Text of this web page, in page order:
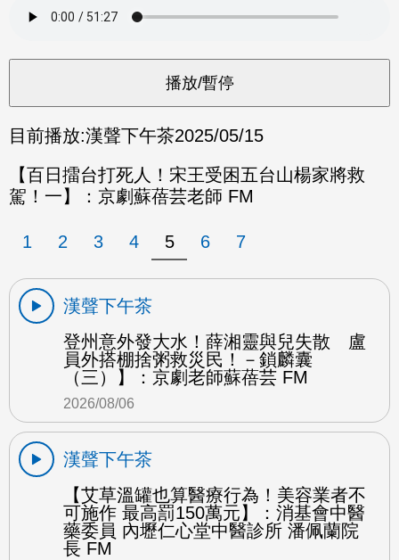
目前播放:漢聲下午茶2025/05/15
【百日擂台打死人！宋王受困五台山楊家將救
駕！一】：京劇蘇蓓芸老師 FM
1 2 3 4 5 6 7
漢聲下午茶
登州意外發大水！薛湘靈與兒失散 盧
員外搭棚捨粥救災民！－鎖麟囊
（三）】：京劇老師蘇蓓芸 FM
2026/08/06
漢聲下午茶
【艾草溫罐也算醫療行為！美容業者不
可施作 最高罰150萬元】：消基會中醫
藥委員 內壢仁心堂中醫診所 潘佩蘭院
長 FM